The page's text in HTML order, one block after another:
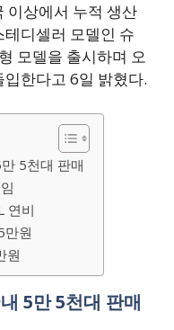
이상에서 누적 생산
디셀러 모델인 슈
모델을 출시하며 오
한다고 6일 밝혔다.
5천대 판매
연비
만원
원
5만 5천대 판매